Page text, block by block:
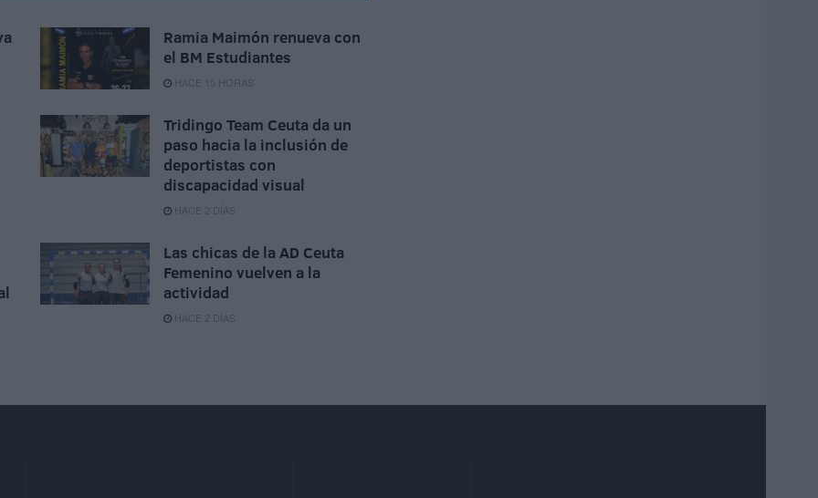
Ramia Maimón renueva con
el BM Estudiantes
HACE 15 HORAS
Tridingo Team Ceuta da un
paso hacia la inclusión de
deportistas con
discapacidad visual
HACE 2 DÍAS
Las chicas de la AD Ceuta
Femenino vuelven a la
actividad
HACE 2 DÍAS